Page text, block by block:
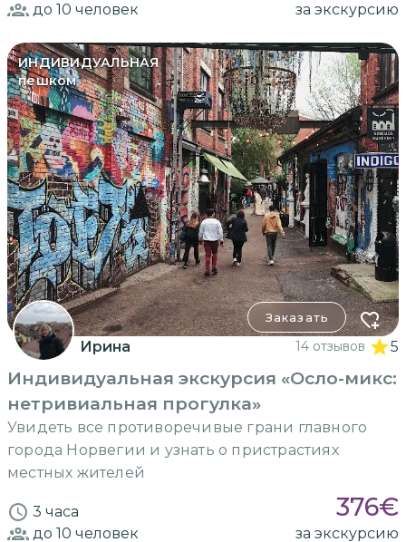
до 10 человек за экскурсию
ИНДИВИДУАЛЬНАЯ
пешком
Заказать
Ирина 14 отзывов 5
Индивидуальная экскурсия «Осло-микс:
нетривиальная прогулка»
Увидеть все противоречивые грани главного
города Норвегии и узнать о пристрастиях
местных жителей
3 часа 376€
до 10 человек за экскурсию